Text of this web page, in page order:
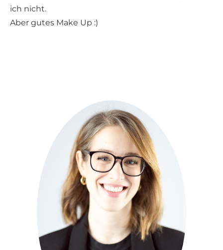
ich nicht.
Aber gutes Make Up :)